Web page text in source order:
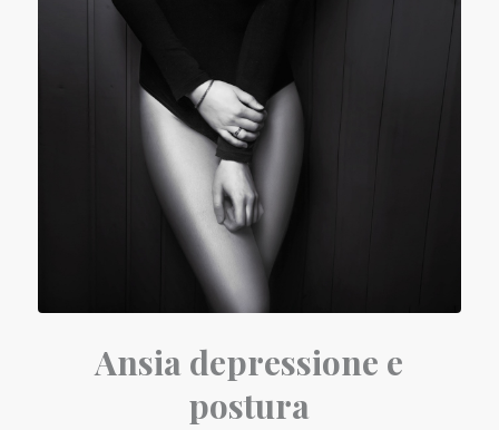
Ansia depressione e
postura